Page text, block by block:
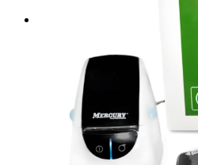
Трудовая
Налоговая
Транспортная
Штраф за
2026 году
Новый штамп